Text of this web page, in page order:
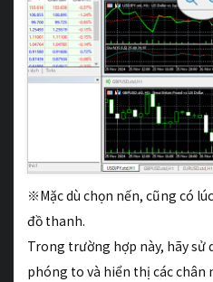
※Mặc dù chọn nến, cũng có
đồ thanh.
Trong trường hợp này, hãy
phóng to và hiển thị các chân